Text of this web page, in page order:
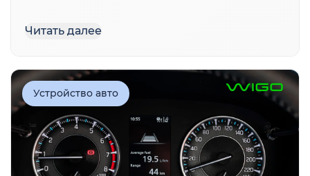
существуют видеорегистраторы, которые
должны быть установлены в каждом
Читать далее
Устройство авто